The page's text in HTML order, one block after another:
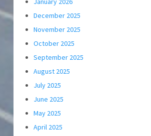
December 2025
November 2025
October 2025
September 2025
August 2025
July 2025
June 2025
May 2025
April 2025